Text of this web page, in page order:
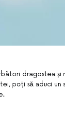
dragostea
poți să aduci